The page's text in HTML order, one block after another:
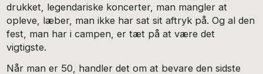
drukket, legendariske koncerter, man mangler at
opleve, læber, man ikke har sat sit aftryk på. Og al den
fest, man har i campen, er tæt på at være det
vigtigste.
Når man er 50, handler det om at bevare den sidste